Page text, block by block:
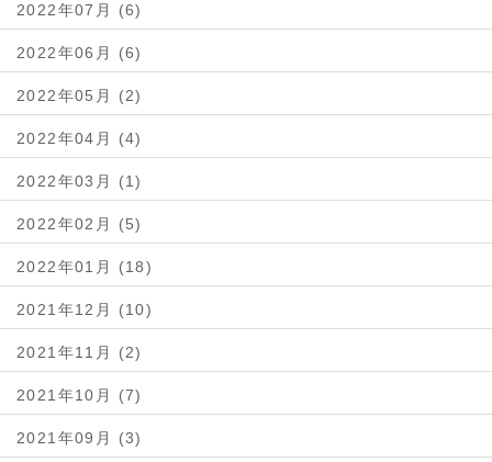
2022年07月 (6)
2022年06月 (6)
2022年05月 (2)
2022年04月 (4)
2022年03月 (1)
2022年02月 (5)
2022年01月 (18)
2021年12月 (10)
2021年11月 (2)
2021年10月 (7)
2021年09月 (3)